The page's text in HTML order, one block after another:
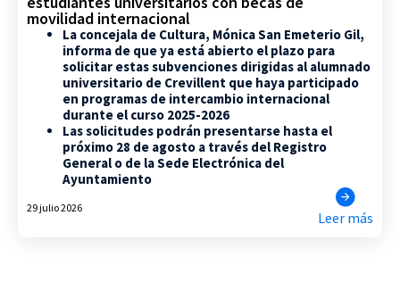
movilidad internacional
La concejala de Cultura, Mónica San Emeterio Gil,
informa de que ya está abierto el plazo para
solicitar estas subvenciones dirigidas al alumnado
universitario de Crevillent que haya participado
en programas de intercambio internacional
durante el curso 2025-2026
Las solicitudes podrán presentarse hasta el
próximo 28 de agosto a través del Registro
General o de la Sede Electrónica del
Ayuntamiento
29 julio 2026
Leer más